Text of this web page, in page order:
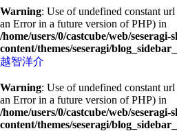
Warning: Use of undefined constant
an Error in a future version of PHP) in
/home/users/0/castcube/web/
content/themes/seseragi/
越智洋介
Warning: Use of undefined constant
an Error in a future version of PHP) in
/home/users/0/castcube/web/
content/themes/seseragi/